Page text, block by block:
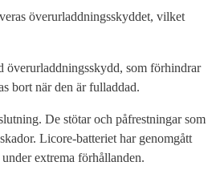
överurladdningsskyddet, vilket
överurladdningsskydd, som förhindrar
bort när den är fulladdad.
De stötar och påfrestningar som
Licore-batteriet har genomgått
extrema förhållanden.